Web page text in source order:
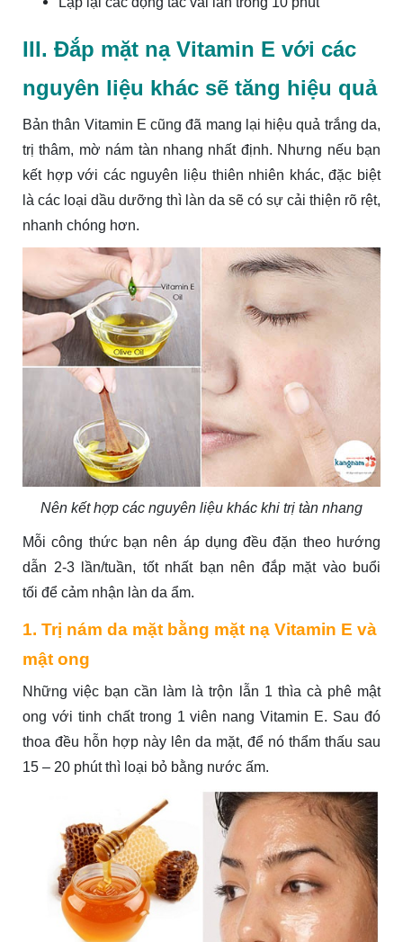
III. Đắp mặt nạ Vitamin E với các
nguyên liệu khác sẽ tăng hiệu quả
Bản thân Vitamin E cũng đã mang lại hiệu quả trắng da,
trị thâm, mờ nám tàn nhang nhất định. Nhưng nếu bạn
kết hợp với các nguyên liệu thiên nhiên khác, đặc biệt
là các loại dầu dưỡng thì làn da sẽ có sự cải thiện rõ rệt,
nhanh chóng hơn.
Nên kết hợp các nguyên liệu khác khi trị tàn nhang
Mỗi công thức bạn nên áp dụng đều đặn theo hướng
dẫn 2-3 lần/tuần, tốt nhất bạn nên đắp mặt vào buổi
tối để cảm nhận làn da ẩm.
1. Trị nám da mặt bằng mặt nạ Vitamin E và
mật ong
Những việc bạn cần làm là trộn lẫn 1 thìa cà phê mật
ong với tinh chất trong 1 viên nang Vitamin E. Sau đó
thoa đều hỗn hợp này lên da mặt, để nó thẩm thấu sau
15 – 20 phút thì loại bỏ bằng nước ấm.